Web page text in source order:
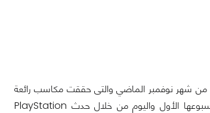
من شهر نوفمبر الماضي والتى حققت مكاسب رائعة
للشركة بأسبوع إطلاقها الأول بأرباح قدرت حوالي بأكثر من 550 مليون دولار بأول ثلاثة أيام من أسبوعها الأول واليوم من خلال حدث PlayStation